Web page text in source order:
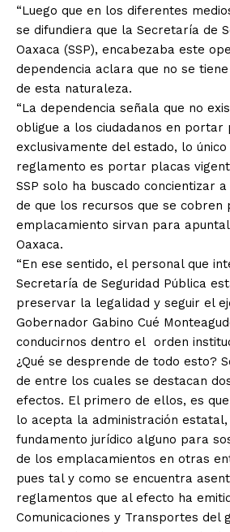
“Luego que en los diferentes
se difundiera que la Secretaría de
Oaxaca (SSP), encabezaba este
dependencia aclara que no se
de esta naturaleza.
“La dependencia señala que no
obligue a los ciudadanos en portar
exclusivamente del estado, lo
reglamento es portar placas
SSP solo ha buscado concientizar
de que los recursos que se cobren
emplacamiento sirvan para
Oaxaca.
“En ese sentido, el personal que
Secretaría de Seguridad Pública
preservar la legalidad y seguir el
Gobernador Gabino Cué
conducirnos dentro el orden
¿Qué se desprende de todo esto?
de entre los cuales se destacan
efectos. El primero de ellos, es
lo acepta la administración estatal,
fundamento jurídico alguno para
de los emplacamientos en otras
pues tal y como se encuentra
reglamentos que al efecto ha
Comunicaciones y Transportes